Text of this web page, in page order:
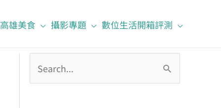
高雄美食 攝影專題 數位生活開箱評測